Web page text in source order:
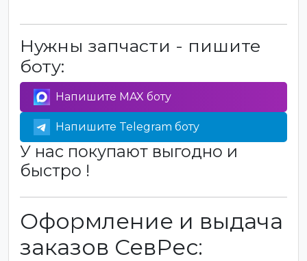
Нужны запчасти - пишите
боту:
Напишите MAX боту
Напишите Telegram боту
У нас покупают выгодно и
быстро !
Оформление и выдача
заказов СевРес: